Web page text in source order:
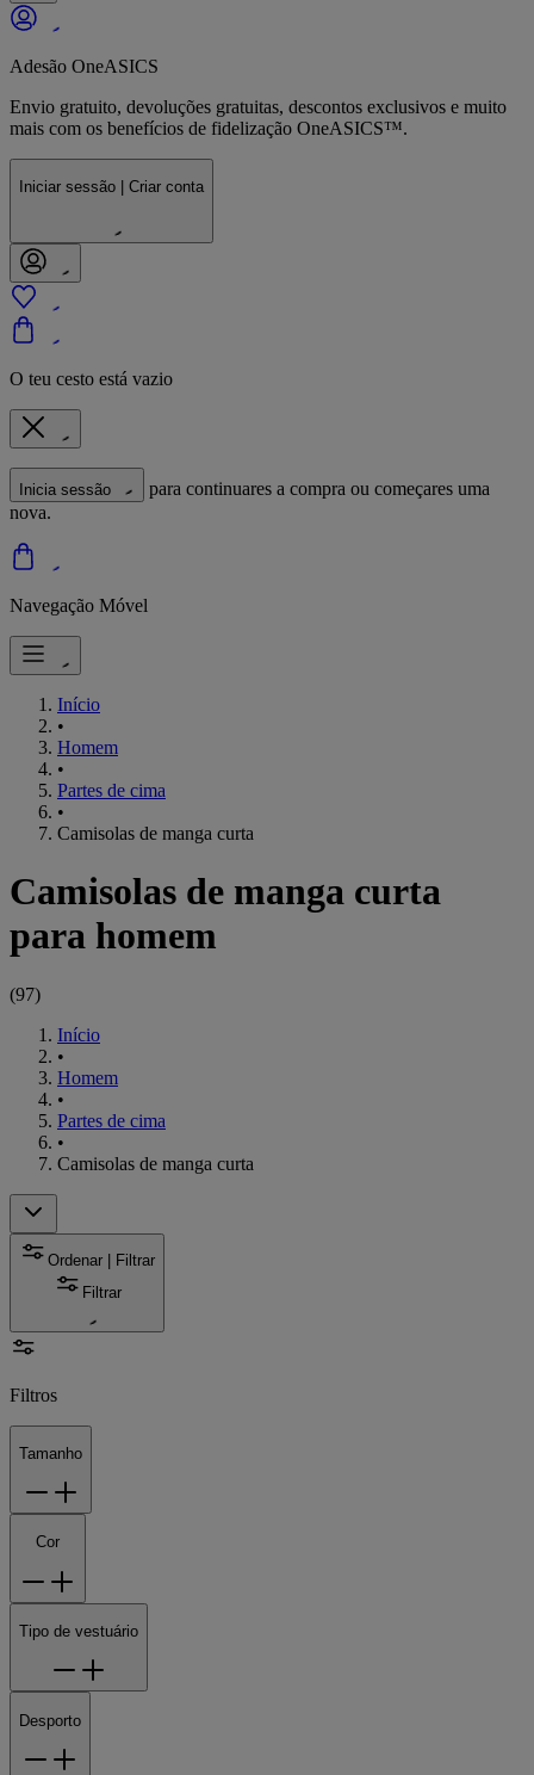
Adesão OneASICS
Envio gratuito, devoluções gratuitas, descontos exclusivos e muito
mais com os benefícios de fidelização OneASICS™.
Iniciar sessão | Criar conta
O teu cesto está vazio
Inicia sessão
para continuares a compra ou começares uma
nova.
Navegação Móvel
Início
•
Homem
•
Partes de cima
•
Camisolas de manga curta
Camisolas de manga curta
para homem
(97)
Início
•
Homem
•
Partes de cima
•
Camisolas de manga curta
Ordenar | Filtrar
Filtrar
Filtros
Tamanho
Cor
Tipo de vestuário
Desporto